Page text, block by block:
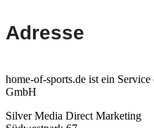
Adresse
home-of-sports.de ist ein
GmbH
Silver Media Direct Marketing